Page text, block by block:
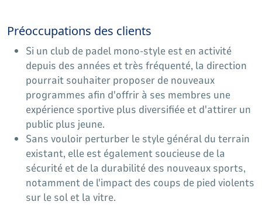
Préoccupations des clients
Si un club de padel mono-style est en activité
depuis des années et très fréquenté, la direction
pourrait souhaiter proposer de nouveaux
programmes afin d'offrir à ses membres une
expérience sportive plus diversifiée et d'attirer un
public plus jeune.
Sans vouloir perturber le style général du terrain
existant, elle est également soucieuse de la
sécurité et de la durabilité des nouveaux sports,
notamment de l'impact des coups de pied violents
sur le sol et la vitre.